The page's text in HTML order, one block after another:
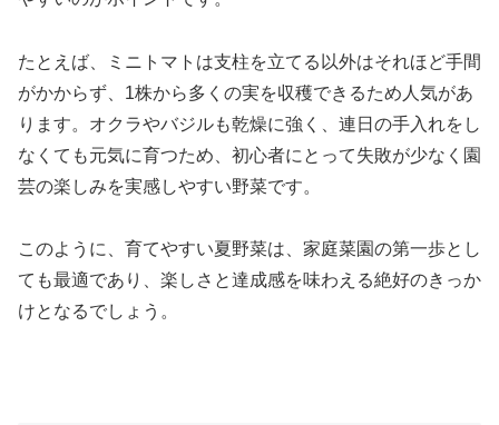
たとえば、ミニトマトは支柱を立てる以外はそれほど手間
がかからず、1株から多くの実を収穫できるため人気があ
ります。オクラやバジルも乾燥に強く、連日の手入れをし
なくても元気に育つため、初心者にとって失敗が少なく園
芸の楽しみを実感しやすい野菜です。
このように、育てやすい夏野菜は、家庭菜園の第一歩とし
ても最適であり、楽しさと達成感を味わえる絶好のきっか
けとなるでしょう。